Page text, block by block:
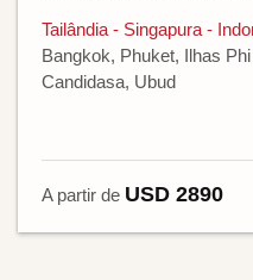
Tailândia - Singapura -
Bangkok, Phuket, Ilhas
Candidasa, Ubud
A partir de USD 2890